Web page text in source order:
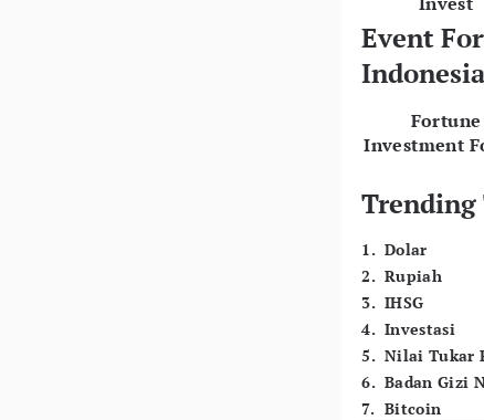
Event
Indonesia
Fortune
Investment
Trending
1. Dolar
2. Rupiah
3. IHSG
4. Investasi
5. Nilai Tukar
6. Badan Gizi
7. Bitcoin